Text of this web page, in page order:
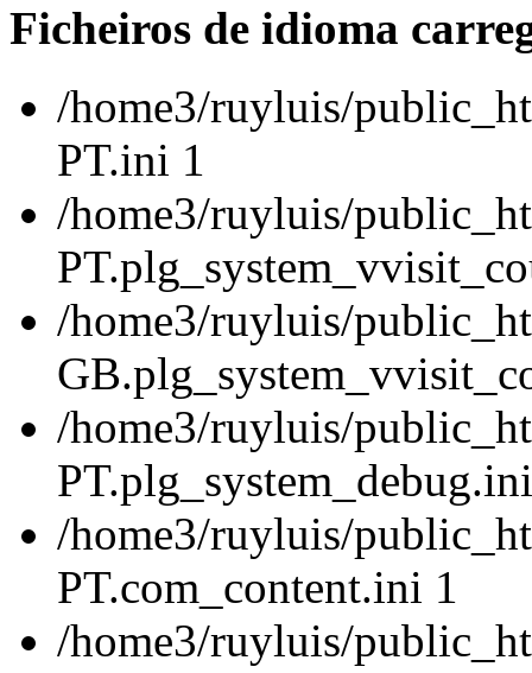
Ficheiros de idioma
/home3/ruyluis/
PT.ini 1
/home3/ruyluis/
/home3/ruyluis/
/home3/ruyluis/
/home3/ruyluis/
PT.com_content.ini 1
/home3/ruyluis/